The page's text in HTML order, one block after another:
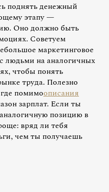
поднять денежный
этапу —
Оно должно быть
Советуем
маркетинговое
людьми на аналогичных
чтобы понять
труда. Полезно
помимоописания
зарплат. Если ты
позицию в
вряд ли тебя
чем ты получаешь